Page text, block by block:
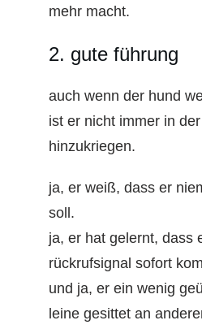
mehr macht.
2. gute führung
auch wenn der hund
ist er nicht immer in
hinzukriegen.
ja, er weiß, dass er
soll.
ja, er hat gelernt, dass
rückrufsignal sofort
und ja, er ein wenig
leine gesittet an